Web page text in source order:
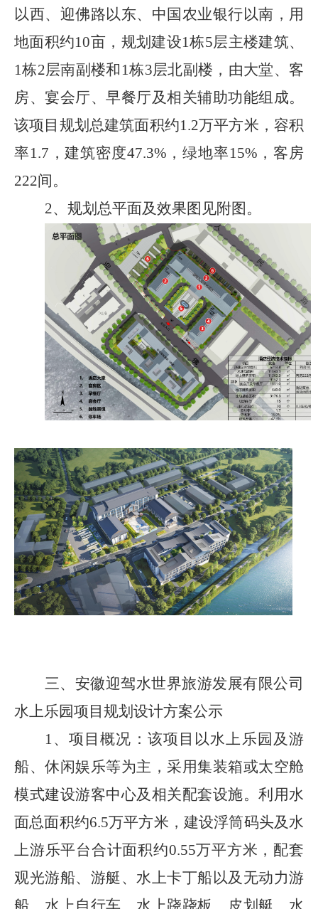
以西、迎佛路以东、中国农业银行以南，用
地面积约10亩，规划建设1栋5层主楼建筑、
1栋2层南副楼和 1栋3层北副楼，由大堂、客
房、宴会厅、早餐厅及相关辅助功能组成。
该项目规划总建筑面积约1.2万平方米，容积
率1.7 ，建筑密度47.3% ，绿地率15% ，客房
222间。
2、 规划总平面及效果图 见附图 。
三、 安徽迎驾水世界旅游发展有限公司
水上乐园项目规划设计方案公示
1、 项目概况： 该项目以水上乐园及游
船、休闲娱乐等为主，采用集装箱或太空舱
模式建设游客中心及相关配套设施。利用水
面总面积约6.5万平方米，建设浮筒码头及水
上游乐平台合计面积约0.55万平方米，配套
观光游船、游艇、水上卡丁船以及无动力游
船、水上自行车、水上跷跷板、皮划艇、水